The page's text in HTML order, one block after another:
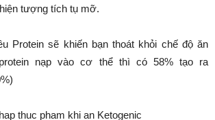
tượng tích tụ mỡ.
Protein sẽ khiến bạn thoát khỏi chế độ ăn
nạp vào cơ thể thì có 58% tạo ra